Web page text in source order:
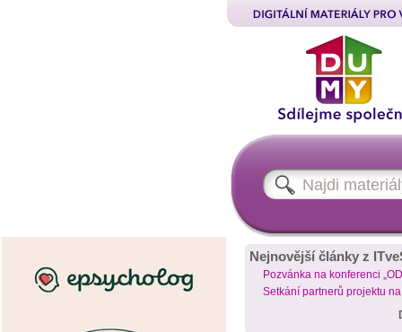
Nejnovější články z
Pozvánka na konferenci
Setkání partnerů projektu